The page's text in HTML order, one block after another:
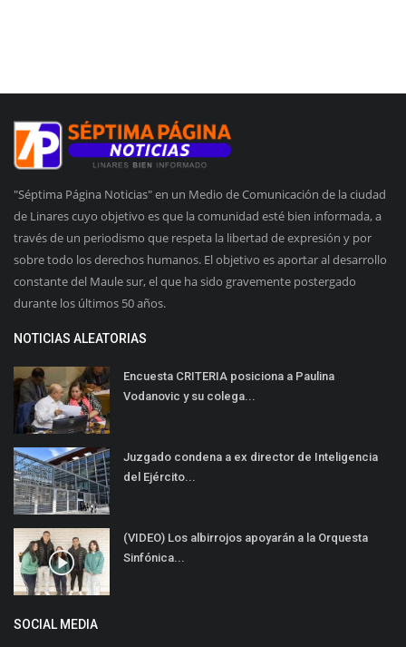
"Séptima Página Noticias" en un Medio de Comunicación de la ciudad
de Linares cuyo objetivo es que la comunidad esté bien informada, a
través de un periodismo que respeta la libertad de expresión y por
sobre todo los derechos humanos. El objetivo es aportar al desarrollo
constante del Maule sur, el que ha sido gravemente postergado
durante los últimos 50 años.
NOTICIAS ALEATORIAS
Encuesta CRITERIA posiciona a Paulina
Vodanovic y su colega...
Juzgado condena a ex director de Inteligencia
del Ejército...
(VIDEO) Los albirrojos apoyarán a la Orquesta
Sinfónica...
SOCIAL MEDIA